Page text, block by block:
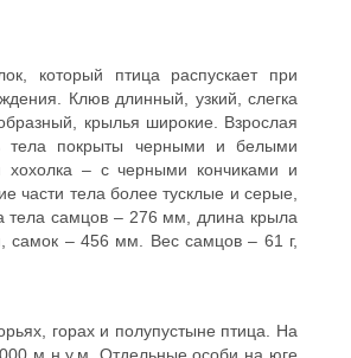
который птица распускает при
Клюв длинный, узкий, слегка
крылья широкие. Взрослая
тела покрыты черными и белыми
– с черными кончиками и
части тела более тусклые и серые,
тела самцов – 276 мм, длина крыла
– 456 мм. Вес самцов – 61 г,
горах и полупустыне птица. На